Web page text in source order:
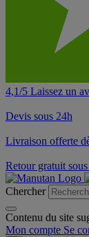
4,1/5 Laissez un
Devis sous 24h
Livraison offerte
Retour gratuit
Chercher
Contenu du site
Mon compte Se